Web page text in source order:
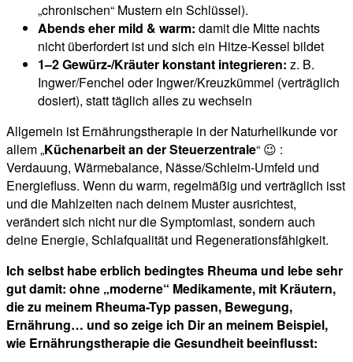
„chronischen“ Mustern ein Schlüssel).
Abends eher mild & warm: damit die Mitte nachts
nicht überfordert ist und sich ein Hitze-Kessel bildet
1–2 Gewürz-/Kräuter konstant integrieren: z. B.
Ingwer/Fenchel oder Ingwer/Kreuzkümmel (verträglich
dosiert), statt täglich alles zu wechseln
Allgemein ist Ernährungstherapie in der Naturheilkunde vor
allem „Küchenarbeit an der Steuerzentrale“ 😉 :
Verdauung, Wärmebalance, Nässe/Schleim-Umfeld und
Energiefluss. Wenn du warm, regelmäßig und verträglich isst
und die Mahlzeiten nach deinem Muster ausrichtest,
verändert sich nicht nur die Symptomlast, sondern auch
deine Energie, Schlafqualität und Regenerationsfähigkeit.
Ich selbst habe erblich bedingtes Rheuma und lebe sehr
gut damit: ohne „moderne“ Medikamente, mit Kräutern,
die zu meinem Rheuma-Typ passen, Bewegung,
Ernährung… und so zeige ich Dir an meinem Beispiel,
wie Ernährungstherapie die Gesundheit beeinflusst: